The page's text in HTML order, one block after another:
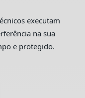
executam
na sua
e protegido.